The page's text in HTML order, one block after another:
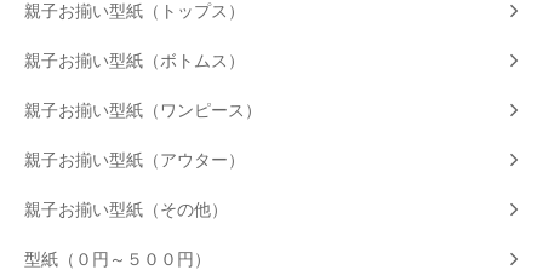
親子お揃い型紙（トップス）
親子お揃い型紙（ボトムス）
親子お揃い型紙（ワンピース）
親子お揃い型紙（アウター）
親子お揃い型紙（その他）
型紙（０円～５００円）